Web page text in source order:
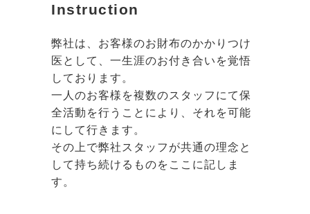
Instruction
弊社は、お客様のお財布のかかりつけ
医として、一生涯のお付き合いを覚悟
しております。
一人のお客様を複数のスタッフにて保
全活動を行うことにより、それを可能
にして行きます。
その上で弊社スタッフが共通の理念と
して持ち続けるものをここに記しま
す。